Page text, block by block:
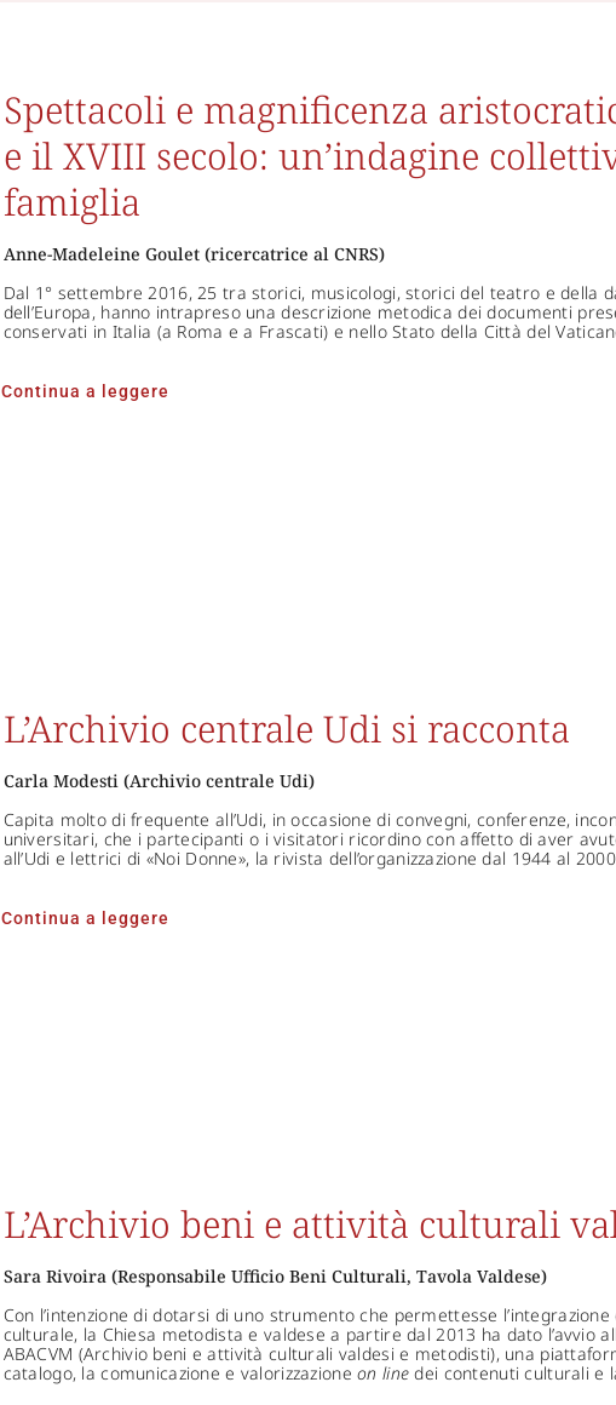
Spettacoli e magnificenza
e il XVIII secolo: un’indagine
famiglia
Anne-Madeleine Goulet (ricercatrice al CNRS)
Dal 1° settembre 2016, 25 tra storici, musicologi, storici del teatro e della
dell’Europa, hanno intrapreso una descrizione metodica dei documenti
conservati in Italia (a Roma e a Frascati) e nello Stato della Città del
Continua a leggere
L’Archivio centrale Udi si racconta
Carla Modesti (Archivio centrale Udi)
Capita molto di frequente all’Udi, in occasione di convegni, conferenze,
universitari, che i partecipanti o i visitatori ricordino con affetto di aver
all’Udi e lettrici di «Noi Donne», la rivista dell’organizzazione dal 1944 al
Continua a leggere
L’Archivio beni e attività culturali
Sara Rivoira (Responsabile Ufficio Beni Culturali, Tavola Valdese)
Con l’intenzione di dotarsi di uno strumento che permettesse
culturale, la Chiesa metodista e valdese a partire dal 2013 ha dato l’avvio
ABACVM (Archivio beni e attività culturali valdesi e metodisti), una
catalogo, la comunicazione e valorizzazioneon line dei contenuti culturali e